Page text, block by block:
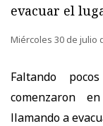
evacuar el
Miércoles 30 de julio
Faltando
comenzaron
llamando a